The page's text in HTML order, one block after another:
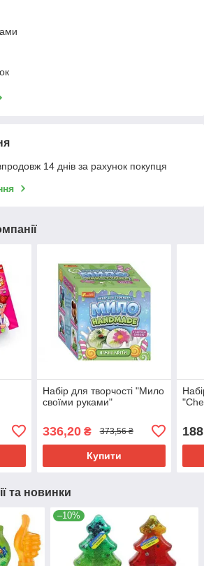
14 днів за рахунок покупця
Набір для творчості "Мило
своїми руками"
336,20₴ 373,56 ₴
Купити
та новинки
–10%